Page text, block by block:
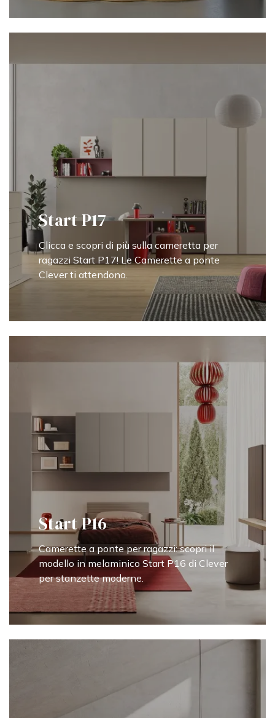
Start P17
Clicca e scopri di più sulla cameretta per
ragazzi Start P17! Le Camerette a ponte
Clever ti attendono.
Start P16
Camerette a ponte per ragazzi: scopri il
modello in melaminico Start P16 di Clever
per stanzette moderne.